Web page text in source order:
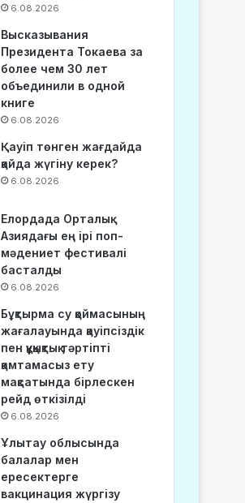
6.08.2026
Высказывания
Президента Токаева за
более чем 30 лет
объединили в одной
книге
6.08.2026
Қауіп төнген жағдайда
қайда жүгіну керек?
6.08.2026
Елордада Орталық
Азиядағы ең ірі поп-
мәдениет фестивалі
басталды
6.08.2026
Бұқтырма су қоймасының
жағалауында қауіпсіздік
пен құқықтық тәртіпті
қамтамасыз ету
мақсатында бірлескен
рейд өткізілді
6.08.2026
Ұлытау облысында
балалар мен
ересектерге
вакцинация жүргізу